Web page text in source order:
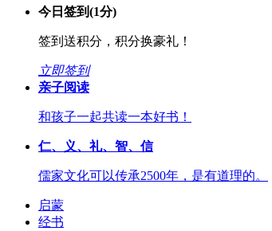
今日签到(1分)
签到送积分，积分换豪礼！
立即签到
亲子阅读
和孩子一起共读一本好书！
仁、义、礼、智、信
儒家文化可以传承2500年，是有道理的。
启蒙
经书